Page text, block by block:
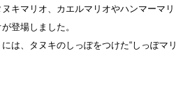
キマリオ、カエルマリオやハンマーマリ
登場しました。
は、タヌキのしっぽをつけた“しっぽマリ